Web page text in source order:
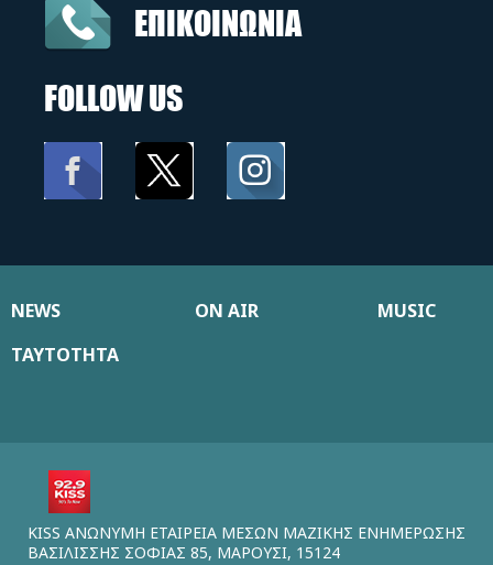
ΕΠΙΚΟΙΝΩΝΙΑ
FOLLOW US
NEWS ON AIR
MUSIC
ΤΑΥΤΟΤΗΤΑ
KISS ΑΝΩΝΥΜΗ ΕΤΑΙΡΕΙΑ ΜΕΣΩΝ ΜΑΖΙΚΗΣ ΕΝΗΜΕΡΩΣΗΣ
ΒΑΣΙΛΙΣΣΗΣ ΣΟΦΙΑΣ 85, ΜΑΡΟΥΣΙ, 15124